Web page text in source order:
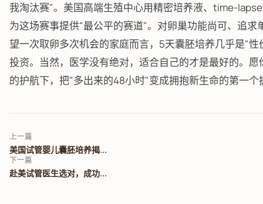
我淘汰赛"。美国高端生殖中心用精密培养液、time-
为这场赛事提供"最公平的赛道"。对卵巢功能尚可、追求
望一次取卵多次机会的家庭而言，5天囊胚培养几乎是"性
投资。当然，医学没有绝对，适合自己的才是最好的。愿
的护航下，把"多出来的48小时"变成拥抱新生命的第一个
上一篇
美国试管婴儿囊胚培养揭...
下一篇
赴美试管医生选对，成功...